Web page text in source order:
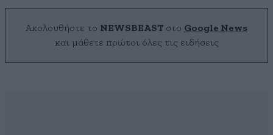
Ακολουθήστε το NEWSBEAST στο Google News
και μάθετε πρώτοι όλες τις ειδήσεις